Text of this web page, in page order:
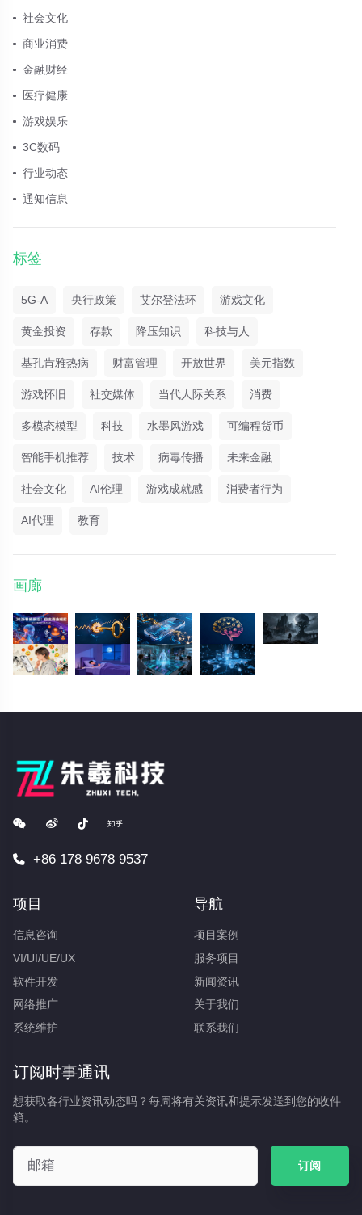
社会文化
商业消费
金融财经
医疗健康
游戏娱乐
3C数码
行业动态
通知信息
标签
5G-A 央行政策 艾尔登法环 游戏文化
黄金投资 存款 降压知识 科技与人
基孔肯雅热病 财富管理 开放世界 美元指数
游戏怀旧 社交媒体 当代人际关系 消费
多模态模型 科技 水墨风游戏 可编程货币
智能手机推荐 技术 病毒传播 未来金融
社会文化 AI伦理 游戏成就感 消费者行为
AI代理 教育
画廊
+86 178 9678 9537
项目
信息咨询
VI/UI/UE/UX
软件开发
网络推广
系统维护
导航
项目案例
服务项目
新闻资讯
关于我们
联系我们
订阅时事通讯
想获取各行业资讯动态吗？每周将有关资讯和提示发送到您的收件
箱。
订阅